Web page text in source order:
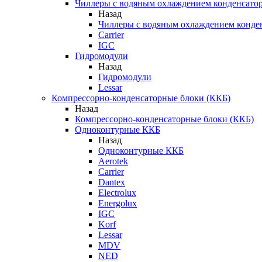
Чиллеры с водяным охлаждением
Назад
Чиллеры с водяным охлаждением
Carrier
IGC
Гидромодули
Назад
Гидромодули
Lessar
Компрессорно-конденсаторные блоки (ККБ)
Назад
Компрессорно-конденсаторные блоки (ККБ)
Одноконтурные ККБ
Назад
Одноконтурные ККБ
Aerotek
Carrier
Dantex
Electrolux
Energolux
IGC
Korf
Lessar
MDV
NED